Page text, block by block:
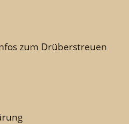
zum Drüberstreuen